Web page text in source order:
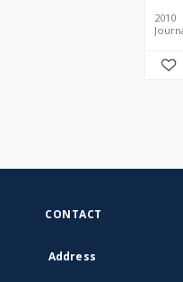
2010
CONTACT
Address